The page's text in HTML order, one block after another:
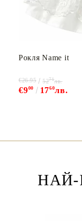
Рокля Name it
€900 1760лв.
€26.95 5271лв.